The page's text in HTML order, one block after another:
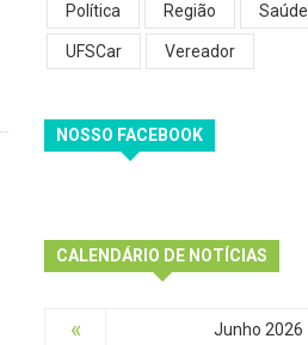
Política Região Saúde
UFSCar Vereador
NOSSO FACEBOOK
CALENDÁRIO DE NOTÍCIAS
« Junho 2026